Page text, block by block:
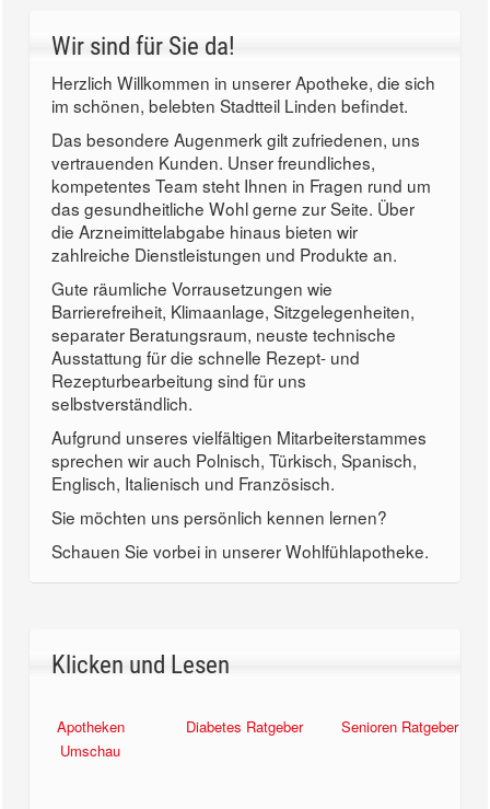
Wir sind für Sie da!
Herzlich Willkommen in unserer Apotheke, die sich
im schönen, belebten Stadtteil Linden befindet.
Das besondere Augenmerk gilt zufriedenen, uns
vertrauenden Kunden. Unser freundliches,
kompetentes Team steht Ihnen in Fragen rund um
das gesundheitliche Wohl gerne zur Seite. Über
die Arzneimittelabgabe hinaus bieten wir
zahlreiche Dienstleistungen und Produkte an.
Gute räumliche Vorrausetzungen wie
Barrierefreiheit, Klimaanlage, Sitzgelegenheiten,
separater Beratungsraum, neuste technische
Ausstattung für die schnelle Rezept- und
Rezepturbearbeitung sind für uns
selbstverständlich.
Aufgrund unseres vielfältigen Mitarbeiterstammes
sprechen wir auch Polnisch, Türkisch, Spanisch,
Englisch, Italienisch und Französisch.
Sie möchten uns persönlich kennen lernen?
Schauen Sie vorbei in unserer Wohlfühlapotheke.
Klicken und Lesen
Apotheken
Umschau
Diabetes Ratgeber Senioren Ratgeber